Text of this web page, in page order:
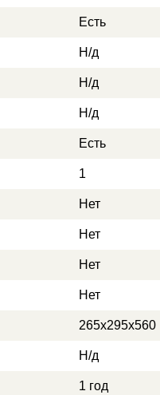
Есть
Н/д
Н/д
Н/д
Есть
1
Нет
Нет
Нет
Нет
265х295х560
Н/д
1 год